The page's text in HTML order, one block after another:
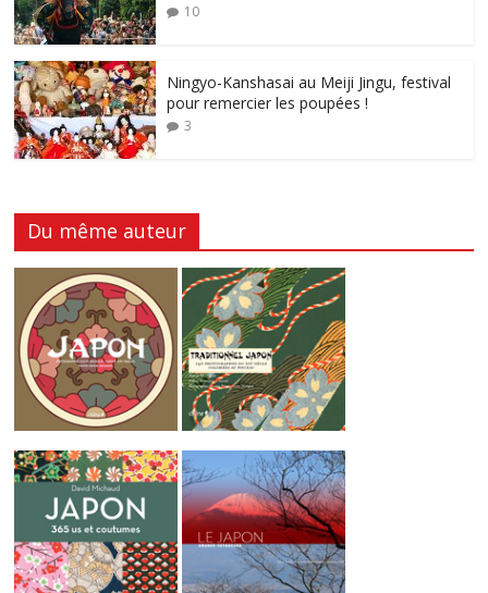
10
Ningyo-Kanshasai au Meiji Jingu, festival
pour remercier les poupées !
3
Du même auteur